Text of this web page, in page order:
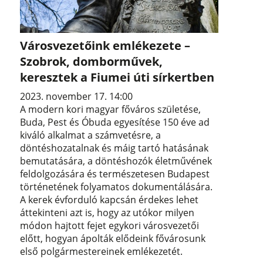
Városvezetőink emlékezete –
Szobrok, domborművek,
keresztek a Fiumei úti sírkertben
2023. november 17. 14:00
A modern kori magyar főváros születése,
Buda, Pest és Óbuda egyesítése 150 éve ad
kiváló alkalmat a számvetésre, a
döntéshozatalnak és máig tartó hatásának
bemutatására, a döntéshozók életművének
feldolgozására és természetesen Budapest
történetének folyamatos dokumentálására.
A kerek évforduló kapcsán érdekes lehet
áttekinteni azt is, hogy az utókor milyen
módon hajtott fejet egykori városvezetői
előtt, hogyan ápolták elődeink fővárosunk
első polgármestereinek emlékezetét.